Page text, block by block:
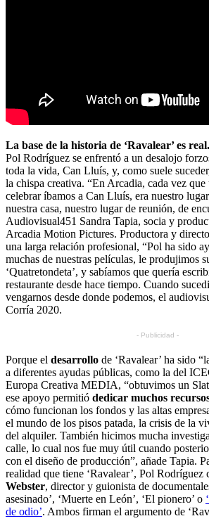
La base de la historia de ‘Ravalear’ es real.
Pol Rodríguez se enfrentó a un desalojo
toda la vida, Can Lluís, y, como suele
la chispa creativa. “En Arcadia, cada vez que
celebrar íbamos a Can Lluís, era nuestro
nuestra casa, nuestro lugar de reunión, de
Audiovisual451 Sandra Tapia, socia y
Arcadia Motion Pictures. Productora y
una larga relación profesional, “Pol ha sido
muchas de nuestras películas, le produjimos
‘Quatretondeta’, y sabíamos que quería
restaurante desde hace tiempo. Cuando
vengarnos desde donde podemos, el
Corría 2020.
- Publicidad -
Porque el desarrollo de ‘Ravalear’ ha sido
a diferentes ayudas públicas, como la del
Europa Creativa MEDIA, “obtuvimos un
ese apoyo permitió dedicar muchos
cómo funcionan los fondos y las altas
el mundo de los pisos patada, la crisis de la
del alquiler. También hicimos mucha
calle, lo cual nos fue muy útil cuando
con el diseño de producción”, añade Tapia.
realidad que tiene ‘Ravalear’, Pol Rodríguez
Webster, director y guionista de
asesinado’, ‘Muerte en León’, ‘El pionero’ o
de odio’. Ambos firman el argumento de